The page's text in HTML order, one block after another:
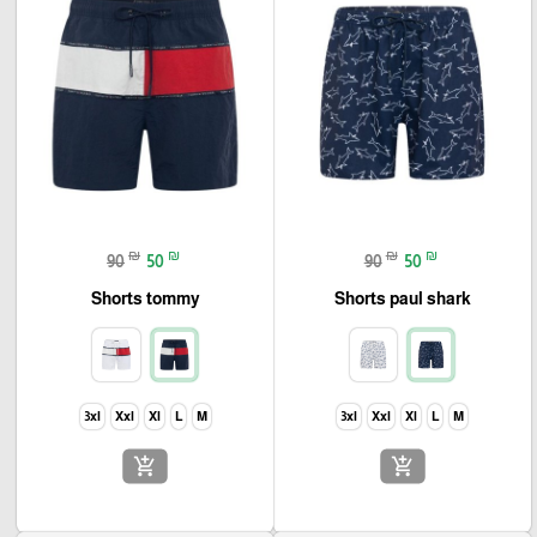
90 ₪ 50 ₪
Shorts paul shark
M
L
Xl
Xxl
3xl
add_shopping_cart
90 ₪ 50 ₪
Shorts tommy
M
L
Xl
Xxl
3xl
add_shopping_cart